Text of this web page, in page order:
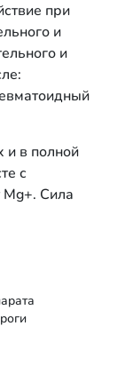
при
и
и
и в полной
с
Сила